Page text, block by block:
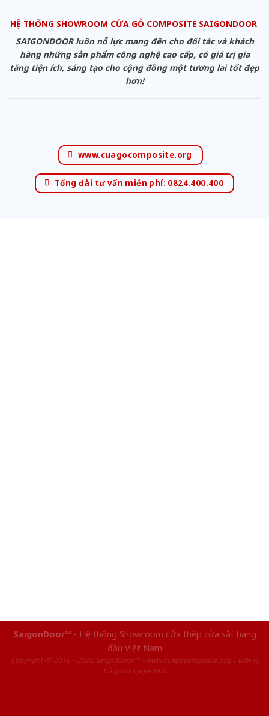
HỆ THỐNG SHOWROOM CỬA GỖ COMPOSITE SAIGONDOOR
SAIGONDOOR luôn nỗ lực mang đến cho đối tác và khách
hàng những sản phẩm công nghệ cao cấp, có giá trị gia
tăng tiện ích, sáng tạo cho cộng đồng một tương lai tốt đẹp
hơn!
www.cuagocomposite.org
Tổng đài tư vấn miễn phí: 0824.400.400
SaigonDoor™ - Hệ thống Showroom cửa thép cửa sắt hàng
đầu Việt Nam
Copyright ⓒ 2016 – 2026 SaigonDoor™ - www.cuagocomposite.org | Đơn vị
chủ quản SaigonDoor